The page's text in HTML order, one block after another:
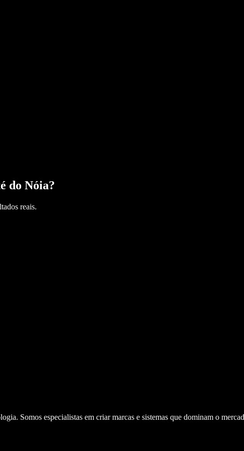
do Nóia?
reais.
Somos especialistas em criar marcas e sistemas que dominam o